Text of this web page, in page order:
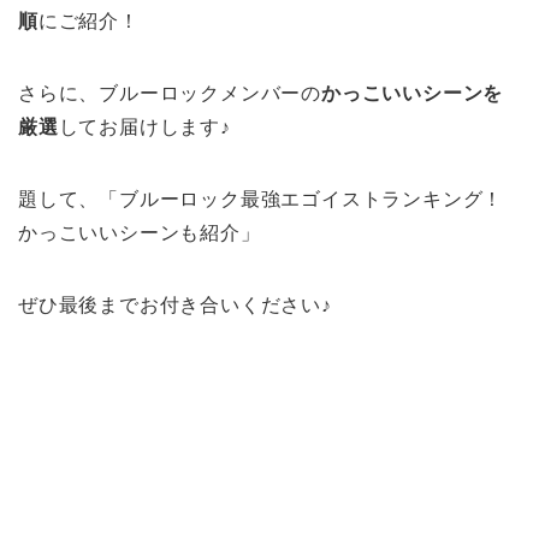
順にご紹介！
さらに、ブルーロックメンバーのかっこいいシーンを
厳選 してお届けします♪
題して、「ブルーロック最強エゴイストランキング！
かっこいいシーンも紹介」
ぜひ最後までお付き合いください♪